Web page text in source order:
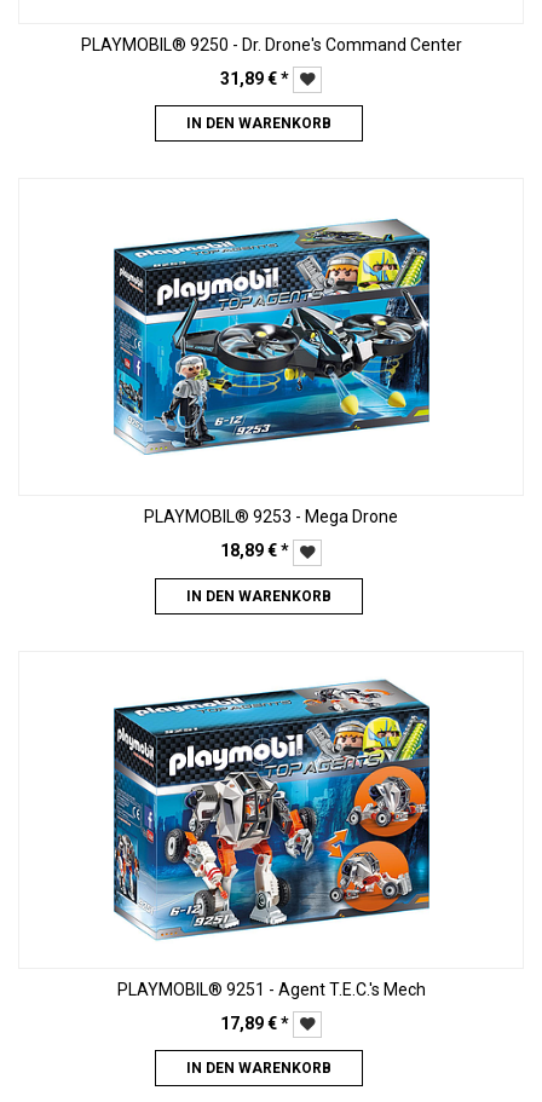
PLAYMOBIL® 9250 - Dr. Drone's Command Center
31,89€*
IN DEN WARENKORB
PLAYMOBIL® 9253 - Mega Drone
18,89€*
IN DEN WARENKORB
PLAYMOBIL® 9251 - Agent T.E.C.'s Mech
17,89€*
IN DEN WARENKORB